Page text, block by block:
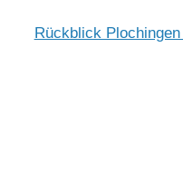
Rückblick